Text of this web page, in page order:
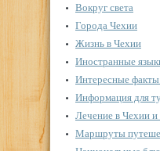
Вокруг света
Города Чехии
Жизнь в Чехии
Иностранные
Интересные факты
Информация для
Лечение в Чехии
Маршруты